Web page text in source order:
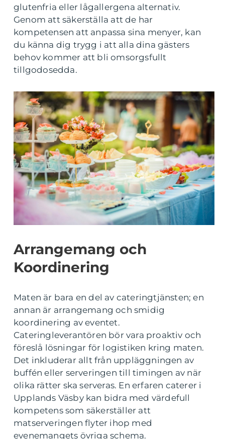
glutenfria eller lågallergena alternativ.
Genom att säkerställa att de har
kompetensen att anpassa sina menyer, kan
du känna dig trygg i att alla dina gästers
behov kommer att bli omsorgsfullt
tillgodosedda.
Arrangemang och
Koordinering
Maten är bara en del av cateringtjänsten; en
annan är arrangemang och smidig
koordinering av eventet.
Cateringleverantören bör vara proaktiv och
föreslå lösningar för logistiken kring maten.
Det inkluderar allt från uppläggningen av
buffén eller serveringen till timingen av när
olika rätter ska serveras. En erfaren caterer i
Upplands Väsby kan bidra med värdefull
kompetens som säkerställer att
matserveringen flyter ihop med
evenemangets övriga schema.